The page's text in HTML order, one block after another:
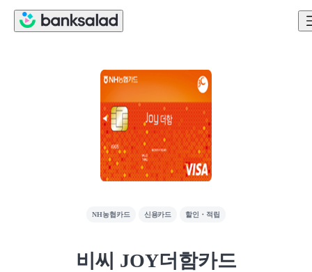
NH농협카드 신용카드 할인・적립
비씨 JOY더함카드